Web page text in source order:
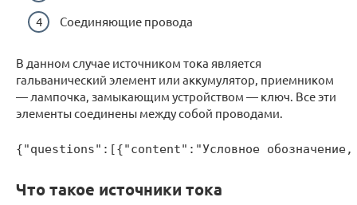
Соединяющие провода
В данном случае источником тока является
гальванический элемент или аккумулятор, приемником
— лампочка, замыкающим устройством — ключ. Все эти
элементы соединены между собой проводами.
{"questions":[{"content":"Условное
Что такое источники тока